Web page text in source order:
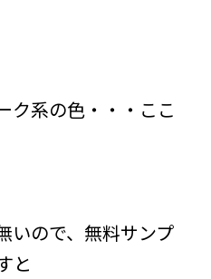
ク系の色・・・ここ
いので、無料サンプ
と